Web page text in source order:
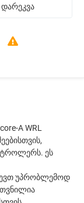
დარეკვა
A WRL
ეს
უპრობლემოდ